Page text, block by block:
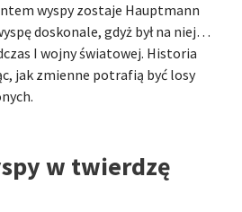
wyspy zostaje Hauptmann
doskonale, gdyż był na niej…
I wojny światowej. Historia
jak zmienne potrafią być losy
w twierdzę